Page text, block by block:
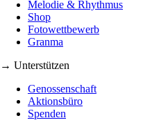
Melodie & Rhythmus
Shop
Fotowettbewerb
Granma
→ Unterstützen
Genossenschaft
Aktionsbüro
Spenden